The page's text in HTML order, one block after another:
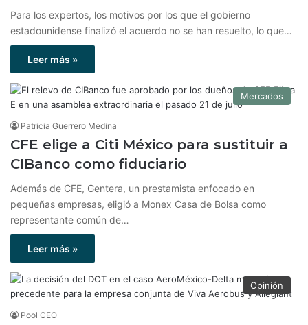
Para los expertos, los motivos por los que el gobierno
estadounidense finalizó el acuerdo no se han resuelto, lo que…
Leer más »
Mercados
Patricia Guerrero Medina
CFE elige a Citi México para sustituir a
CIBanco como fiduciario
Además de CFE, Gentera, un prestamista enfocado en
pequeñas empresas, eligió a Monex Casa de Bolsa como
representante común de…
Leer más »
Opinión
Pool CEO